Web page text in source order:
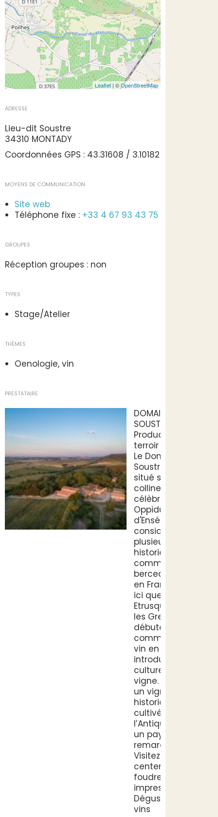
Leaflet | ©OpenStreetMap
ADRESSE
Lieu-dit Soustre
34310 MONTADY
Coordonnées GPS : 43.31608 / 3.10182
MOYENS DE COMMUNICATION
Site web
Téléphone fixe : +33 4 67 93 43 75
GROUPES
Réception groupes : non
TYPES
Stage/Atelier
THÈMES
Oenologie, vin
PRESTATAIRE
DOMAINE DE
SOUSTRES
Producteurs du
terroir
Le Domaine de
Soustres est
situé sur la
colline du
célèbre
Oppidum
d'Ensérune,
considérée par
plusieurs
historiens
comme le
berceau du vin
en France. C’est
ici que les
Etrusques puis
les Grecs
débutèrent le
commerce du
vin en Gaule et
introduisirent la
culture de la
vigne. Découvrez
un vignoble
historique
cultivé depuis
l’Antiquité dans
un paysage
remarquable.
Visitez un chai
centenaire aux
foudres
impressionnants.
Dégustez des
vins